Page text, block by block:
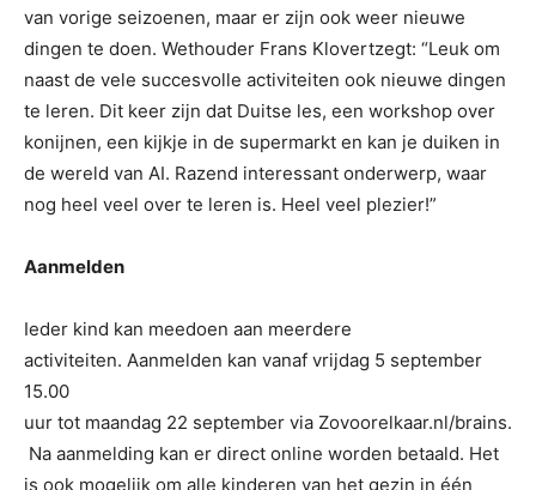
van vorige seizoenen, maar er zijn ook weer nieuwe
dingen te doen. Wethouder Frans Klovertzegt: “Leuk om
naast de vele succesvolle activiteiten ook nieuwe dingen
te leren. Dit keer zijn dat Duitse les, een workshop over
konijnen, een kijkje in de supermarkt en kan je duiken in
de wereld van AI. Razend interessant onderwerp, waar
nog heel veel over te leren is. Heel veel plezier!”
Aanmelden
Ieder kind kan meedoen aan meerdere
activiteiten. Aanmelden kan vanaf vrijdag 5 september
15.00
uur tot maandag 22 september via Zovoorelkaar.nl/brains.
Na aanmelding kan er direct online worden betaald. Het
is ook mogelijk om alle kinderen van het gezin in één